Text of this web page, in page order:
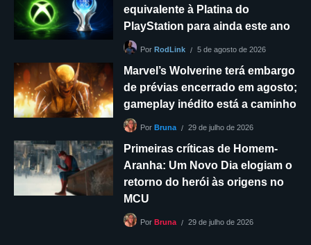
equivalente à Platina do
PlayStation para ainda este ano
Por RodLink 5 de agosto de 2026
Marvel’s Wolverine terá embargo
de prévias encerrado em agosto;
gameplay inédito está a caminho
Por Bruna 29 de julho de 2026
Primeiras críticas de Homem-
Aranha: Um Novo Dia elogiam o
retorno do herói às origens no
MCU
Por Bruna 29 de julho de 2026